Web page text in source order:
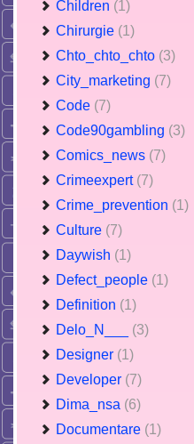
Children (1)
Chirurgie (1)
Chto_chto_chto (3)
City_marketing (7)
Code (7)
Code90gambling (3)
Comics_news (7)
Crimeexpert (7)
Crime_prevention (1)
Culture (7)
Daywish (1)
Defect_people (1)
Definition (1)
Delo_N___ (3)
Designer (1)
Developer (7)
Dima_nsa (6)
Documentare (1)